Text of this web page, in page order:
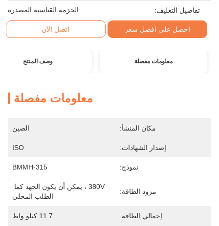
تفاصيل التغليف: الحزمة القياسية المصدرة
احصل على افضل سعر اتصل الآن
معلومات مفصلة وصف المنتج
معلومات مفصلة
مكان المنشأ: الصين
إصدار الشهادات: ISO
نموذج: BMMH-315
مزود الطاقة:
الطلب المحلي
إجمالي الطاقة: 11.7 كيلو واط